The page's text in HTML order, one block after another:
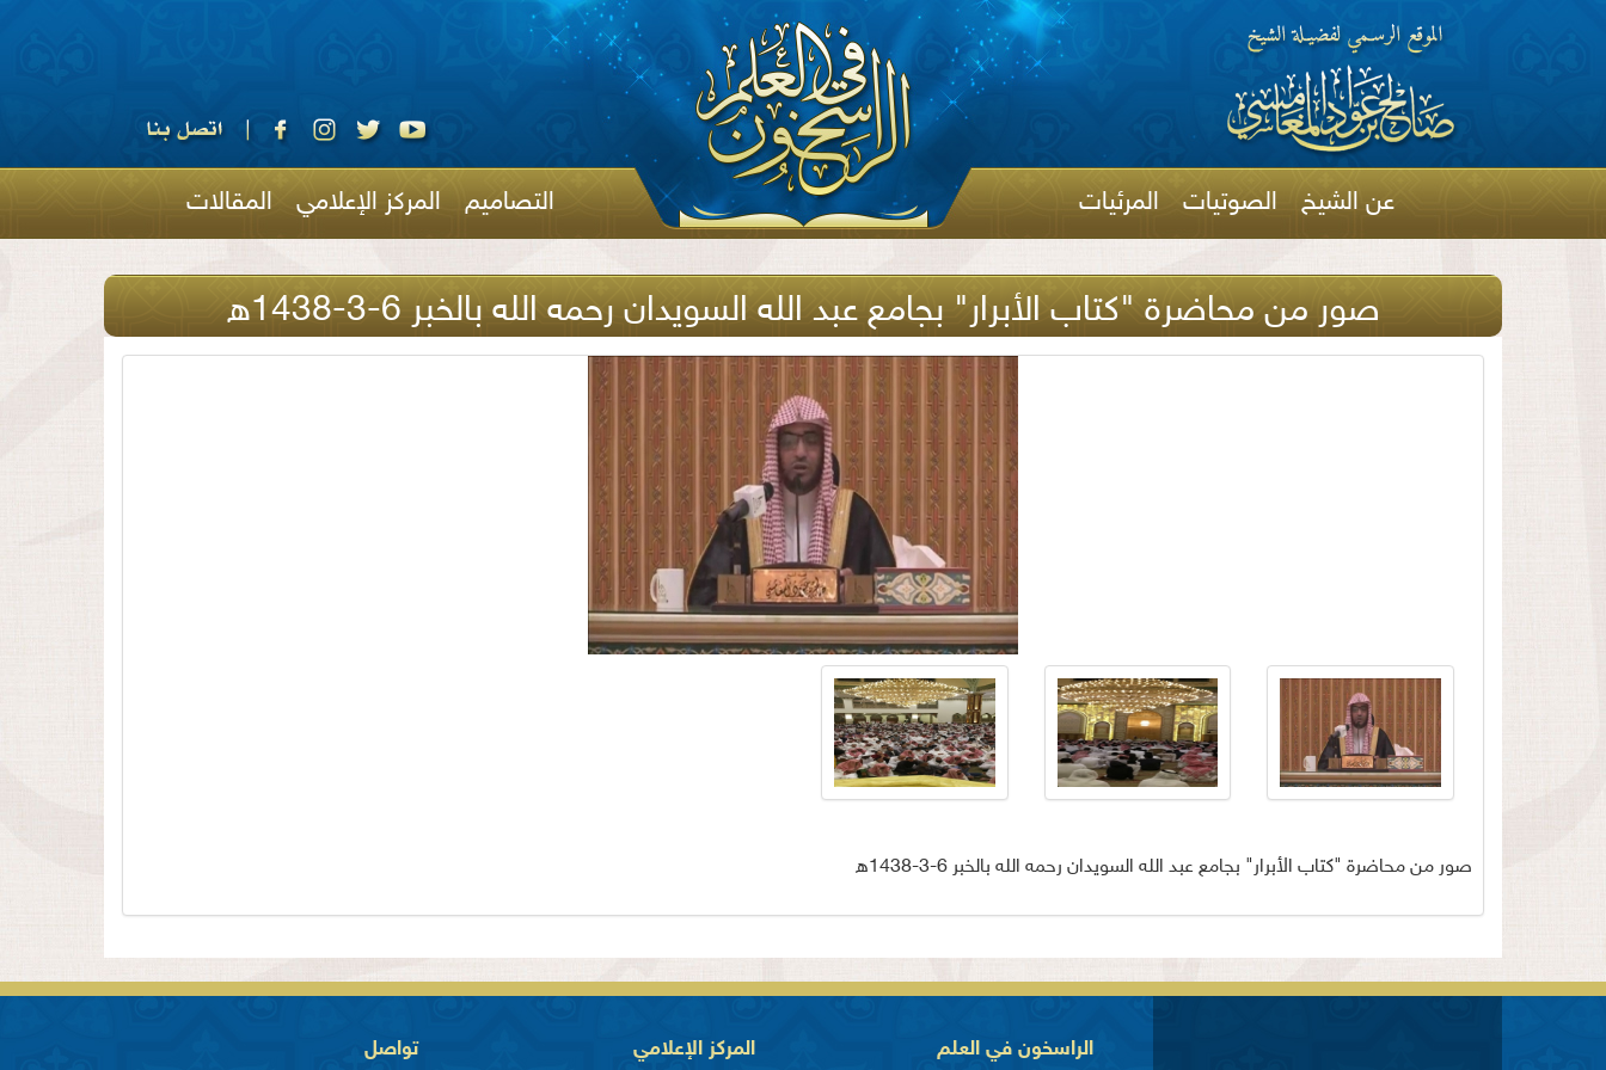
عن الشيخ الصوتيات المرئيات التصاميم المركز الإعلامي المقالات
صور من محاضرة "كتاب الأبرار" بجامع عبد الله السويدان رحمه الله بالخبر 6-3-1438ه
صور من محاضرة "كتاب الأبرار" بجامع عبد الله السويدان رحمه الله بالخبر 6-3-1438ه
الراسخون في العلم المركز الإعلامي تواصل